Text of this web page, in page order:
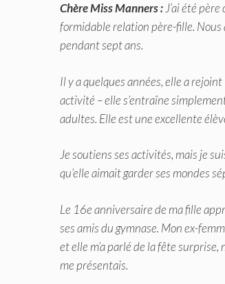
Chère Miss Manners : J’ai été
formidable relation père-fille. Nous
pendant sept ans.
Il y a quelques années, elle a
activité – elle s’entraîne
adultes. Elle est une excellente
Je soutiens ses activités, mais je
qu’elle aimait garder ses mondes
Le 16e anniversaire de ma fille
ses amis du gymnase. Mon ex-
et elle m’a parlé de la fête
me présentais.